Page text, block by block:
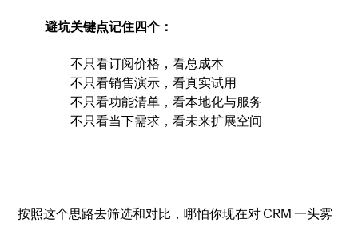
避坑关键点记住四个：
不只看订阅价格，看总成本
不只看销售演示，看真实试用
不只看功能清单，看本地化与服务
不只看当下需求，看未来扩展空间
按照这个思路去筛选和对比，哪怕你现在对 CRM 一头雾